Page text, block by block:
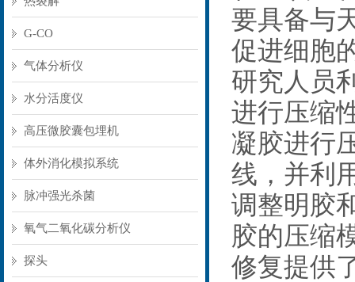
G-CO
气体分析仪
水分活度仪
高压微胶囊包埋机
体外消化模拟系统
脉冲强光杀菌
氧气二氧化碳分析仪
探头
要具备与
促进细胞
研究人员
进行压缩
凝胶进行
线，并利
调整明胶
胶的压缩
修复提供